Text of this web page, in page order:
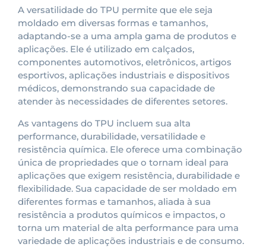
A versatilidade do TPU permite que ele seja
moldado em diversas formas e tamanhos,
adaptando-se a uma ampla gama de produtos e
aplicações. Ele é utilizado em calçados,
componentes automotivos, eletrônicos, artigos
esportivos, aplicações industriais e dispositivos
médicos, demonstrando sua capacidade de
atender às necessidades de diferentes setores.
As vantagens do TPU incluem sua alta
performance, durabilidade, versatilidade e
resistência química. Ele oferece uma combinação
única de propriedades que o tornam ideal para
aplicações que exigem resistência, durabilidade e
flexibilidade. Sua capacidade de ser moldado em
diferentes formas e tamanhos, aliada à sua
resistência a produtos químicos e impactos, o
torna um material de alta performance para uma
variedade de aplicações industriais e de consumo.